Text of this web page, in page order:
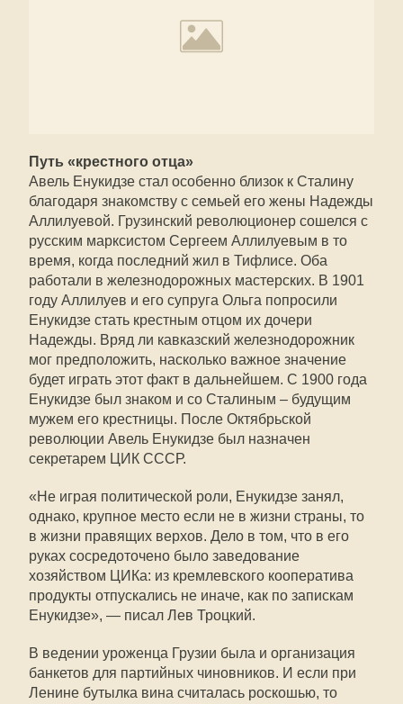
Путь «крестного отца»
Авель Енукидзе стал особенно близок к Сталину
благодаря знакомству с семьей его жены Надежды
Аллилуевой. Грузинский революционер сошелся с
русским марксистом Сергеем Аллилуевым в то
время, когда последний жил в Тифлисе. Оба
работали в железнодорожных мастерских. В 1901
году Аллилуев и его супруга Ольга попросили
Енукидзе стать крестным отцом их дочери
Надежды. Вряд ли кавказский железнодорожник
мог предположить, насколько важное значение
будет играть этот факт в дальнейшем. С 1900 года
Енукидзе был знаком и со Сталиным – будущим
мужем его крестницы. После Октябрьской
революции Авель Енукидзе был назначен
секретарем ЦИК СССР.
«Не играя политической роли, Енукидзе занял,
однако, крупное место если не в жизни страны, то
в жизни правящих верхов. Дело в том, что в его
руках сосредоточено было заведование
хозяйством ЦИКа: из кремлевского кооператива
продукты отпускались не иначе, как по запискам
Енукидзе», — писал Лев Троцкий.
В ведении уроженца Грузии была и организация
банкетов для партийных чиновников. И если при
Ленине бутылка вина считалась роскошью, то